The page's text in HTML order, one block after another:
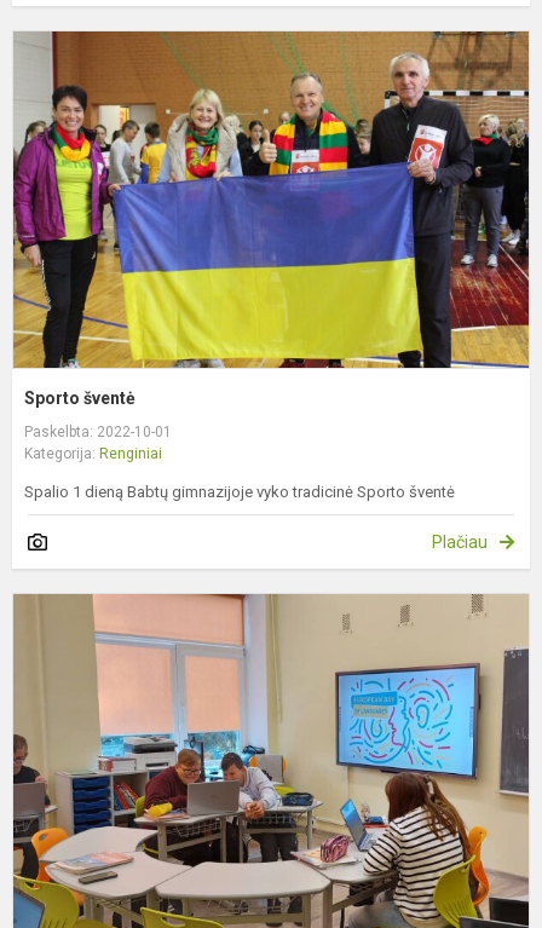
Sporto šventė
Paskelbta: 2022-10-01
Kategorija: Renginiai
Spalio 1 dieną Babtų gimnazijoje vyko tradicinė Sporto šventė
Plačiau